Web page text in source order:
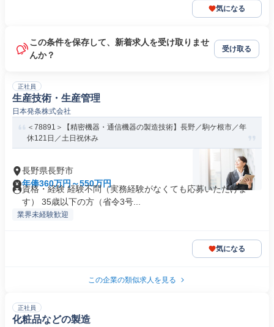
気になる
この条件を保存して、新着求人を受け取りませ
んか？
受け取る
正社員
生産技術・生産管理
日本発条株式会社
＜78891＞【精密機器・通信機器の製造技術】長野／駒ケ根市／年
休121日／土日祝休み
長野県長野市
年俸360万円～550万円
資格・経験 経験不問（実務経験がなくても応募いただけま
す） 35歳以下の方（省令3号...
業界未経験歓迎
気になる
この企業の類似求人を見る
正社員
化粧品などの製造